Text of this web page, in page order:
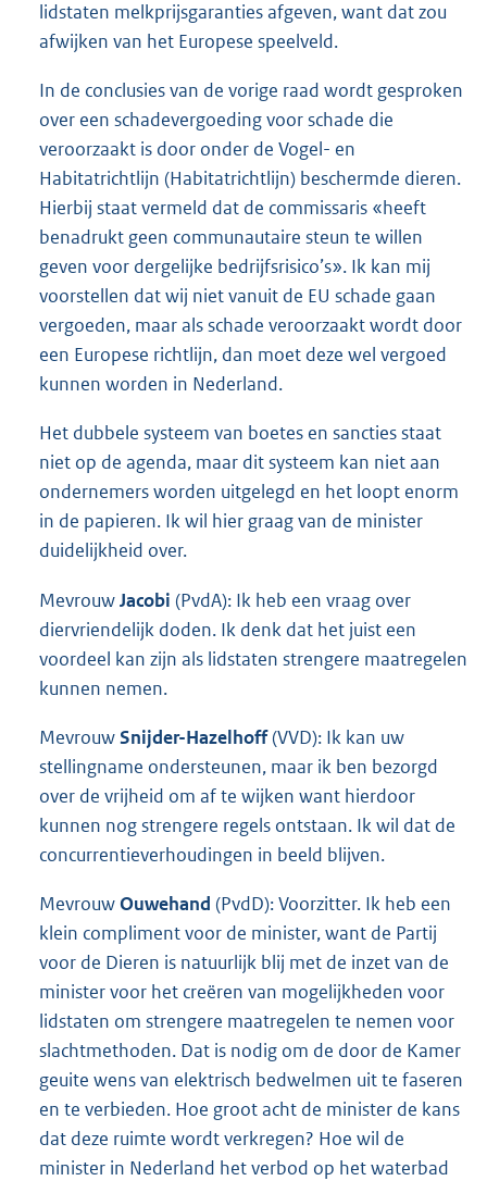
lidstaten melkprijsgaranties afgeven, want dat zou
afwijken van het Europese speelveld.
In de conclusies van de vorige raad wordt gesproken
over een schadevergoeding voor schade die
veroorzaakt is door onder de Vogel- en
Habitatrichtlijn (Habitatrichtlijn) beschermde dieren.
Hierbij staat vermeld dat de commissaris «heeft
benadrukt geen communautaire steun te willen
geven voor dergelijke bedrijfsrisico’s». Ik kan mij
voorstellen dat wij niet vanuit de EU schade gaan
vergoeden, maar als schade veroorzaakt wordt door
een Europese richtlijn, dan moet deze wel vergoed
kunnen worden in Nederland.
Het dubbele systeem van boetes en sancties staat
niet op de agenda, maar dit systeem kan niet aan
ondernemers worden uitgelegd en het loopt enorm
in de papieren. Ik wil hier graag van de minister
duidelijkheid over.
MevrouwJacobi (PvdA): Ik heb een vraag over
diervriendelijk doden. Ik denk dat het juist een
voordeel kan zijn als lidstaten strengere maatregelen
kunnen nemen.
MevrouwSnijder-Hazelhoff(VVD): Ik kan uw
stellingname ondersteunen, maar ik ben bezorgd
over de vrijheid om af te wijken want hierdoor
kunnen nog strengere regels ontstaan. Ik wil dat de
concurrentieverhoudingen in beeld blijven.
MevrouwOuwehand (PvdD): Voorzitter. Ik heb een
klein compliment voor de minister, want de Partij
voor de Dieren is natuurlijk blij met de inzet van de
minister voor het creëren van mogelijkheden voor
lidstaten om strengere maatregelen te nemen voor
slachtmethoden. Dat is nodig om de door de Kamer
geuite wens van elektrisch bedwelmen uit te faseren
en te verbieden. Hoe groot acht de minister de kans
dat deze ruimte wordt verkregen? Hoe wil de
minister in Nederland het verbod op het waterbad